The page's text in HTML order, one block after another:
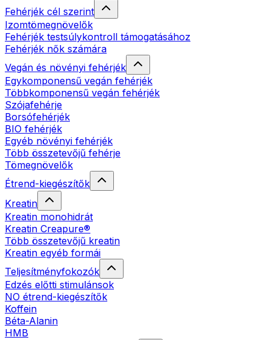
Fehérjék cél szerint
Izomtömegnövelők
Fehérjék testsúlykontroll támogatásához
Fehérjék nők számára
Vegán és növényi fehérjék
Egykomponensű vegán fehérjék
Többkomponensű vegán fehérjék
Szójafehérje
Borsófehérjék
BIO fehérjék
Egyéb növényi fehérjék
Több összetevőjű fehérje
Tömegnövelők
Étrend-kiegészítők
Kreatin
Kreatin monohidrát
Kreatin Creapure®
Több összetevőjű kreatin
Kreatin egyéb formái
Teljesítményfokozók
Edzés előtti stimulánsok
NO étrend-kiegészítők
Koffein
Béta-Alanin
HMB